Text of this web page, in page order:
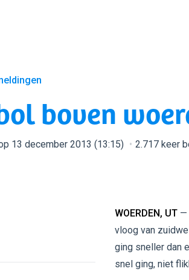
boven
13 december 2013 (13:15) 2.717 keer
WOERDEN, UT—
vloog van
ging sneller dan
snel ging, niet